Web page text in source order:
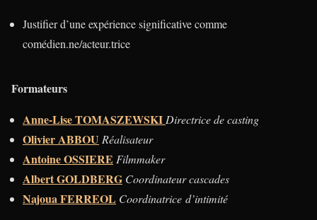
Justifier d’une expérience significative comme
comédien.ne/acteur.trice
Formateurs
Anne-LiseTOMASZEWSKIDirectrice de casting
Olivier ABBOU Réalisateur
Antoine OSSIERE Filmmaker
Albert GOLDBERG Coordinateur cascades
Najoua FERREOL Coordinatrice d’intimité